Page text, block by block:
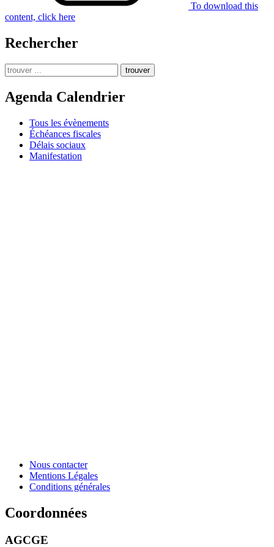
To download this
content, click here
Rechercher
trouver
Agenda Calendrier
Tous les évènements
Échéances fiscales
Délais sociaux
Manifestation
Nous contacter
Mentions Légales
Conditions générales
Coordonnées
AGCGE